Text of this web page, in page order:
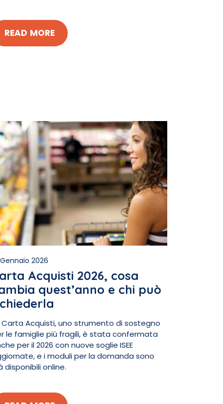
READ MORE
2026
Acquisti 2026, cosa
quest’anno e chi può
Carta Acquisti, uno strumento di sostegno
le famiglie più fragili, è stata confermata
per il 2026 con nuove soglie ISEE
e i moduli per la domanda sono
disponibili online.